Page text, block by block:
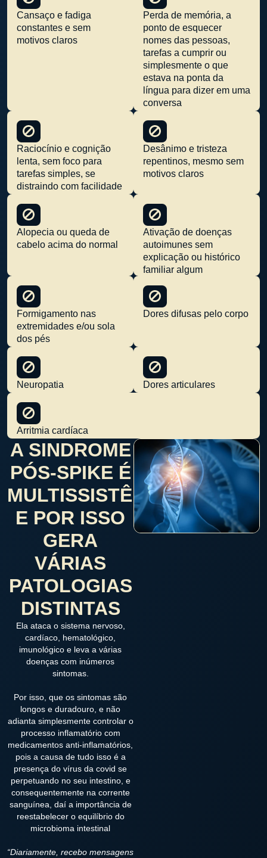
Cansaço e fadiga
constantes e sem
motivos claros
Perda de memória, a
ponto de esquecer
nomes das pessoas,
tarefas a cumprir ou
simplesmente o que
estava na ponta da
língua para dizer em uma
conversa
Raciocínio e cognição
lenta, sem foco para
tarefas simples, se
distraindo com facilidade
Desânimo e tristeza
repentinos, mesmo sem
motivos claros
Alopecia ou queda de
cabelo acima do normal
Ativação de doenças
autoimunes sem
explicação ou histórico
familiar algum
Formigamento nas
extremidades e/ou sola
dos pés
Dores difusas pelo corpo
Neuropatia Dores articulares
Arritmia cardíaca
A SINDROME
PÓS-SPIKE É
MULTISSISTÊMICA
E POR ISSO
GERA
VÁRIAS
PATOLOGIAS
DISTINTAS
Ela ataca o sistema nervoso,
cardíaco, hematológico,
imunológico e leva a várias
doenças com inúmeros
sintomas.
Por isso, que os sintomas são
longos e duradouro, e não
adianta simplesmente controlar o
processo inflamatório com
medicamentos anti-inflamatórios,
pois a causa de tudo isso é a
presença do vírus da covid se
perpetuando no seu intestino, e
consequentemente na corrente
sanguínea, daí a importância de
reestabelecer o equilíbrio do
microbioma intestinal
“Diariamente, recebo mensagens